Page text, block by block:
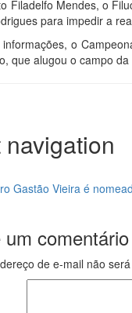
Filadelfo Mendes, o
para impedir a
informações, o
que alugou o campo
navigation
Gastão Vieira é
um comentário
de e-mail não